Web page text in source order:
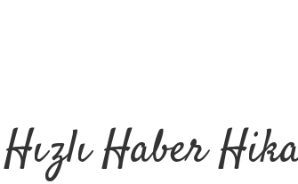
Hızlı Haber